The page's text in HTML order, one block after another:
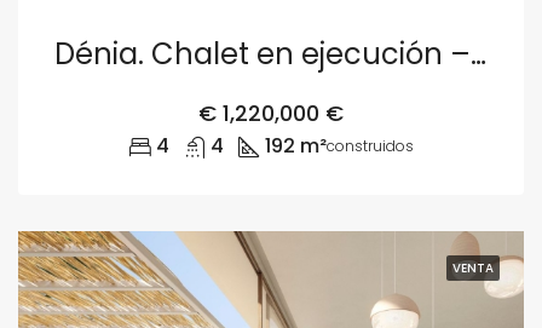
Dénia. Chalet en ejecución – Parcela 4
€ 1,220,000 €
4 4 192 m²construidos
VENTA